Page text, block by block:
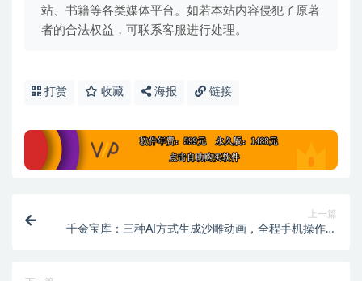
站、书籍等各类媒体平台。如若本站内容侵犯了原著
者的合法权益，可联系客服进行处理。
打赏 收藏 海报 链接
上一篇
千金宝库：三种AI方式生成沙雕动画，全程手机操作，